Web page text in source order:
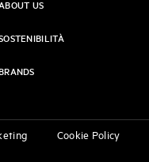
US
BRANDS
Cookie Policy